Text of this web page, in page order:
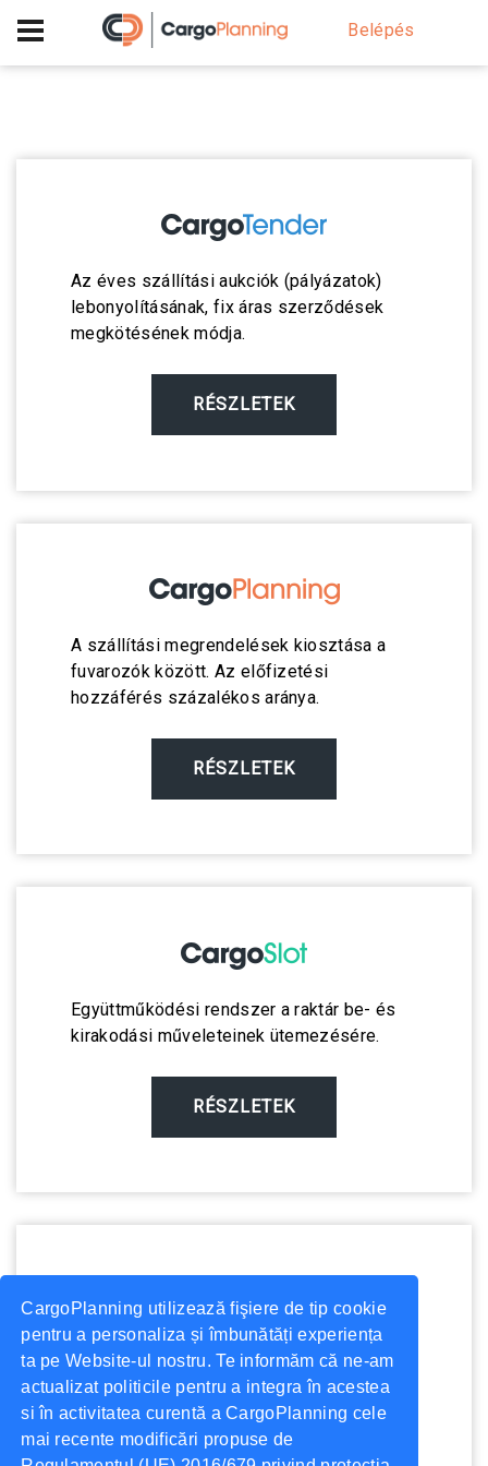
CargoPlanning utilizează fişiere de tip cookie
pentru a personaliza și îmbunătăți experiența
ta pe Website-ul nostru. Te informăm că ne-am
actualizat politicile pentru a integra în acestea
si în activitatea curentă a CargoPlanning cele
mai recente modificări propuse de
+40 756 628 230 Belépés
Az éves szállítási aukciók (pályázatok)
lebonyolításának, fix áras szerződések
megkötésének módja.
RÉSZLETEK
A szállítási megrendelések kiosztása a
fuvarozók között. Az előfizetési
hozzáférés százalékos aránya.
RÉSZLETEK
Együttműködési rendszer a raktár be- és
kirakodási műveleteinek ütemezésére.
RÉSZLETEK
Hogyan kell kezelni a beszerzési /
értékesítési rendeléseket és elküldeni
azokat a logisztikai osztálynak.